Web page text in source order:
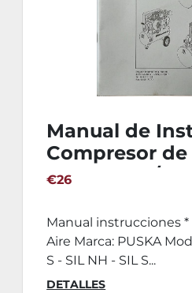
Manual de
Compresor de
PUSKA TN /
SIL S
€26
Manual instrucciones
Aire Marca: PUSKA
S - SIL NH - SIL S...
DETALLES